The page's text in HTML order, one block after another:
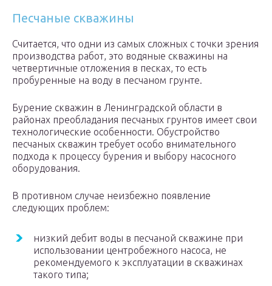
Песчаные скважины
Считается, что одни из самых сложных с точки зрения
производства работ, это водяные скважины на
четвертичные отложения в песках, то есть
пробуренные на воду в песчаном грунте.
Бурение скважин в Ленинградской области в
районах преобладания песчаных грунтов имеет свои
технологические особенности. Обустройство
песчаных скважин требует особо внимательного
подхода к процессу бурения и выбору насосного
оборудования.
В противном случае неизбежно появление
следующих проблем:
низкий дебит воды в песчаной скважине при
использовании центробежного насоса, не
рекомендуемого к эксплуатации в скважинах
такого типа;